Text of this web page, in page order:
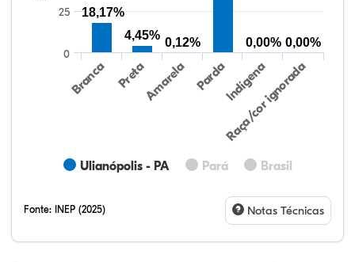
Ulianópolis - PA Pará Brasil
Branca PretaAmarela PardaIndígena
Raça/cor ignorada
0
25
18,17%
4,45%
0,12% 0,00% 0,00%
Fonte: INEP (2025) Notas Técnicas